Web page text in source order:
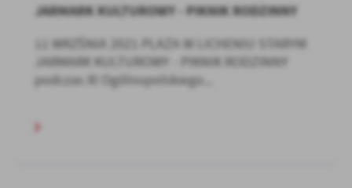
JARMARK KULTUROWY - PIKNIK RODZINNY
11 WRZŚNIA 2021 PLAŻA W LICHENIU STARYM
JARMARK KULTUROWY - PIKNIK RODZINNY
podczas XI Ogólnopolskiego...